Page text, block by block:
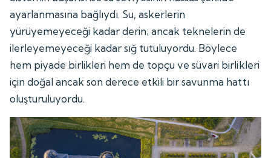
ayarlanmasına bağlıydı. Su, askerlerin
yürüyemeyeceği kadar derin; ancak teknelerin de
ilerleyemeyeceği kadar sığ tutuluyordu. Böylece
hem piyade birlikleri hem de topçu ve süvari birlikleri
için doğal ancak son derece etkili bir savunma hattı
oluşturuluyordu.